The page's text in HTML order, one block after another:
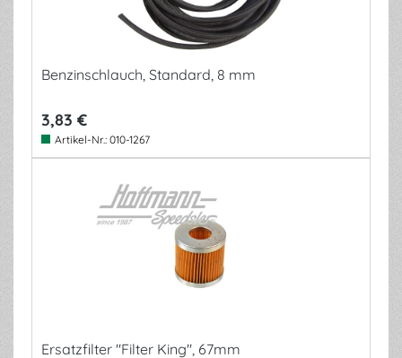
Benzinschlauch, Standard, 8 mm
3,83 €
Artikel-Nr.: 010-1267
Ersatzfilter "Filter King", 67mm